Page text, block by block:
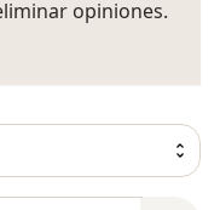
opiniones.